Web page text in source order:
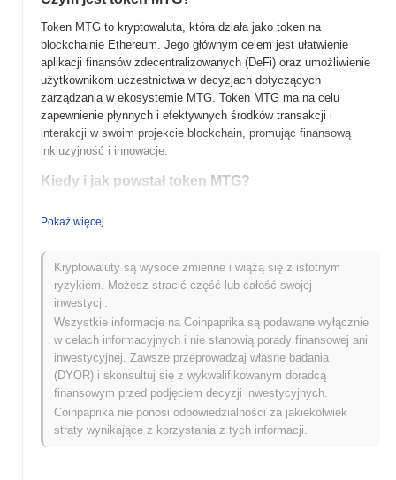
Token MTG to kryptowaluta, która działa jako token na
blockchainie Ethereum. Jego głównym celem jest ułatwienie
aplikacji finansów zdecentralizowanych (DeFi) oraz umożliwienie
użytkownikom uczestnictwa w decyzjach dotyczących
zarządzania w ekosystemie MTG. Token MTG ma na celu
zapewnienie płynnych i efektywnych środków transakcji i
interakcji w swoim projekcie blockchain, promując finansową
inkluzyjność i innowacje.
Kiedy i jak powstał token MTG?
przez zespół skoncentrowany na poprawie doświadczeń
na celu ułatwienie transakcji w grach i nagród w różnych
ekosystemach gier. Początkowo notowany na prominentnych
giełdach, token MTG szybko zyskał popularność w społeczności
kryptowalut, przyciągając uwagę dzięki innowacyjnemu podejściu
do integracji gier i finansów zdecentralizowanych (DeFi). Główne
partnerstwa i działania angażujące społeczność w jego wczesnym
rozwoju pomogły ugruntować jego obecność na rynku.
Co czeka token MTG w przyszłości?
Token MTG (MTG) jest gotowy na znaczące postępy, gdy zbliża
się do następnej fazy swojej mapy drogowej, która obejmuje
Pokaż więcej
Kryptowaluty są wysoce zmienne i wiążą się z istotnym
ryzykiem. Możesz stracić część lub całość swojej
inwestycji.
Wszystkie informacje na Coinpaprika są podawane wyłącznie
w celach informacyjnych i nie stanowią porady finansowej ani
inwestycyjnej. Zawsze przeprowadzaj własne badania
(DYOR) i skonsultuj się z wykwalifikowanym doradcą
finansowym przed podjęciem decyzji inwestycyjnych.
Coinpaprika nie ponosi odpowiedzialności za jakiekolwiek
straty wynikające z korzystania z tych informacji.